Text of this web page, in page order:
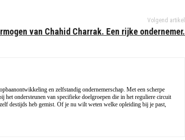
Volgend artikel
van Chahid Charrak. Een rijke ondernemer.
en zelfstandig ondernemerschap. Met een scherpe
het ondersteunen van specifieke doelgroepen die in het reguliere circuit
destijds heb gemist. Of je nu wilt weten welke opleiding bij je past,